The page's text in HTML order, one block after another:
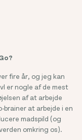
fire år, og jeg kan
er nogle af de mest
af at arbejde
brainer at arbejde i en
madspild (og
omkring os).